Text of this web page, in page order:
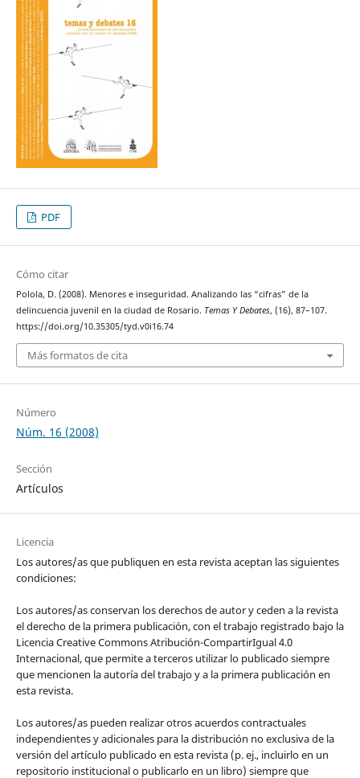
PDF
Cómo citar
Polola, D. (2008). Menores e inseguridad. Analizando las “cifras” de la
delincuencia juvenil en la ciudad de Rosario. Temas Y Debates, (16), 87–107.
https://doi.org/10.35305/tyd.v0i16.74
Más formatos de cita
Número
Núm. 16 (2008)
Sección
Artículos
Licencia
Los autores/as que publiquen en esta revista aceptan las siguientes
condiciones:
Los autores/as conservan los derechos de autor y ceden a la revista
el derecho de la primera publicación, con el trabajo registrado bajo la
Licencia Creative Commons Atribución-CompartirIgual 4.0
Internacional, que permite a terceros utilizar lo publicado siempre
que mencionen la autoría del trabajo y a la primera publicación en
esta revista.
Los autores/as pueden realizar otros acuerdos contractuales
independientes y adicionales para la distribución no exclusiva de la
versión del artículo publicado en esta revista (p. ej., incluirlo en un
repositorio institucional o publicarlo en un libro) siempre que